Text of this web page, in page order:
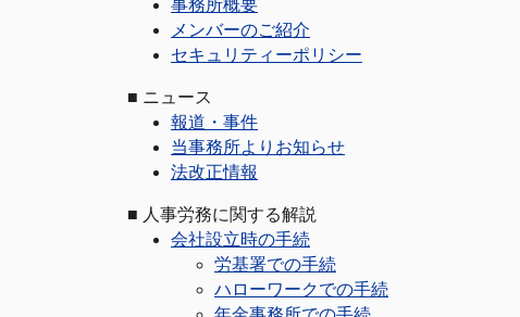
事務所概要
メンバーのご紹介
セキュリティーポリシー
■ ニュース
報道・事件
当事務所よりお知らせ
法改正情報
■ 人事労務に関する解説
会社設立時の手続
労基署での手続
ハローワークでの手続